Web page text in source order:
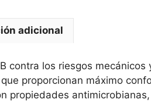
adicional
contra los riesgos
proporcionan máximo
propiedades